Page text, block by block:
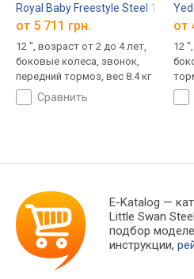
Royal Baby Freestyle Steel 12
от 5 711 грн.
12 ", возраст от 2 до 4 лет,
боковые колеса, звонок,
передний тормоз, вес 8.4 кг
сравнить
от
12
E-Katalog —
Little Swan
подбор
инструкции,